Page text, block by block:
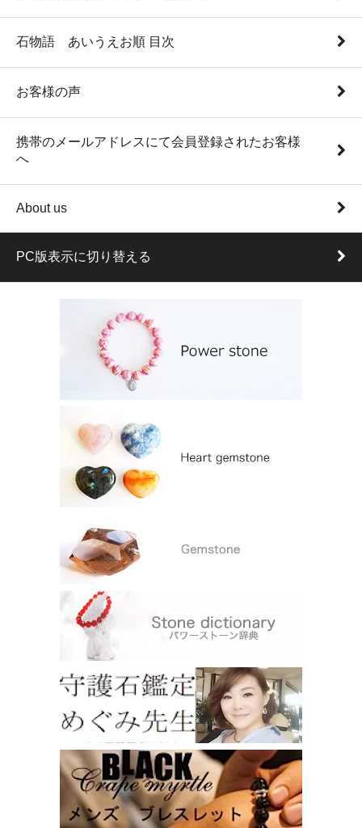
石物語 あいうえお順 目次
お客様の声
携帯のメールアドレスにて会員登録されたお客様
へ
About us
PC版表示に切り替える